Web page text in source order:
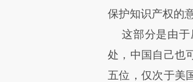
保护知识产权的
这部分是由于
处，中国自己也
五位，仅次于美